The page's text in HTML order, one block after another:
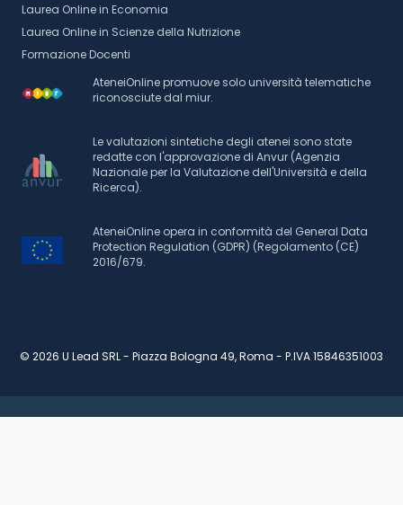
Laurea Online in Economia
Laurea Online in Scienze della Nutrizione
Formazione Docenti
AteneiOnline promuove solo università telematiche
riconosciute dal miur.
Le valutazioni sintetiche degli atenei sono state
redatte con l'approvazione di Anvur (Agenzia
Nazionale per la Valutazione dell'Università e della
Ricerca).
AteneiOnline opera in conformità del General Data
Protection Regulation (GDPR) (Regolamento (CE)
2016/679.
© 2026 U Lead SRL - Piazza Bologna 49, Roma - P.IVA 15846351003